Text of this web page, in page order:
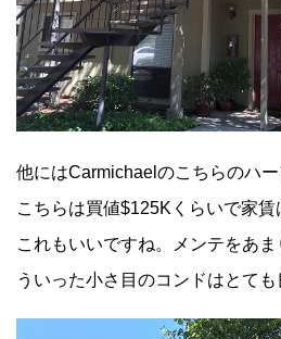
他にはCarmichaelのこちらのハー
こちらは買値$125Kくらいで家賃
これもいいですね。メンテをあ
ういった小さ目のコンドはとても